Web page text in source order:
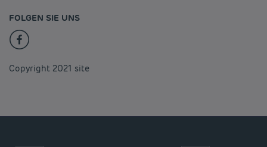
FOLGEN SIE UNS
Copyright 2021 site